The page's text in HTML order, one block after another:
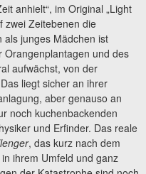
anhielt“, im Original „Light
zwei Zeitebenen die
als junges Mädchen ist
Orangenplantagen und des
aufwächst, von der
liegt sicher an ihrer
aber genauso an
noch kuchenbackenden
und Erfinder. Das reale
, das kurz nach dem
ihrem Umfeld und ganz